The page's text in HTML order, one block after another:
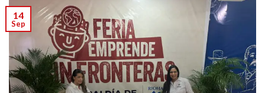
14
Sep